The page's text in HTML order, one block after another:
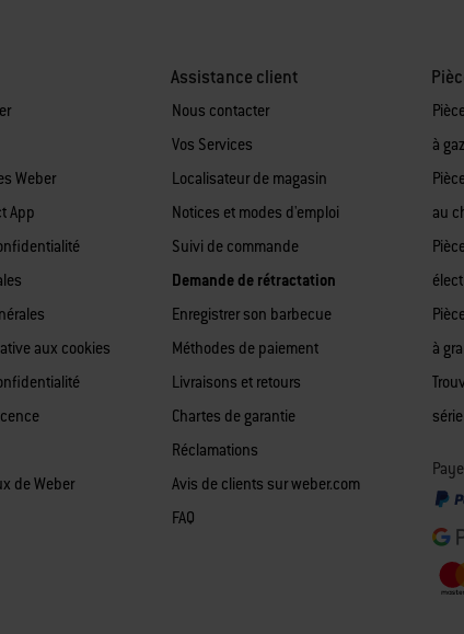
Weber
App
aux cookies
de Weber
Assistance client
Nous contacter
Vos Services
Localisateur de magasin
Notices et modes d'emploi
Suivi de commande
Demande de rétractation
Enregistrer son barbecue
Méthodes de paiement
Livraisons et retours
Chartes de garantie
Réclamations
Avis de clients sur weber.com
FAQ
à gaz
au
à
série